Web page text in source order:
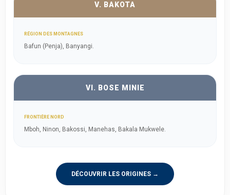
V. BAKOTA
RÉGION DES MONTAGNES
Bafun (Penja), Banyangi.
VI. BOSE MINIE
FRONTIÈRE NORD
Mboh, Ninon, Bakossi, Manehas, Bakala Mukwele.
DÉCOUVRIR LES ORIGINES →